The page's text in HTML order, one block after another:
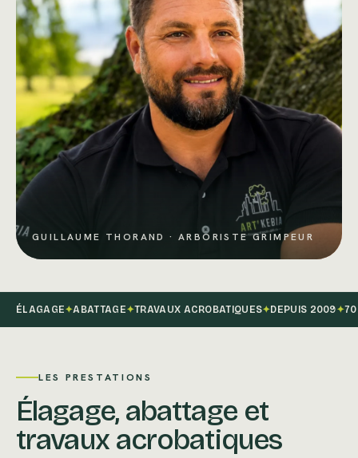
GUILLAUME THORAND · ARBORISTE GRIMPEUR
ÉLAGAGE✦ABATTAGE✦TRAVAUX ACROBATIQUES✦DEPUIS 2009✦
LES PRESTATIONS
Élagage, abattage et
travaux acrobatiques